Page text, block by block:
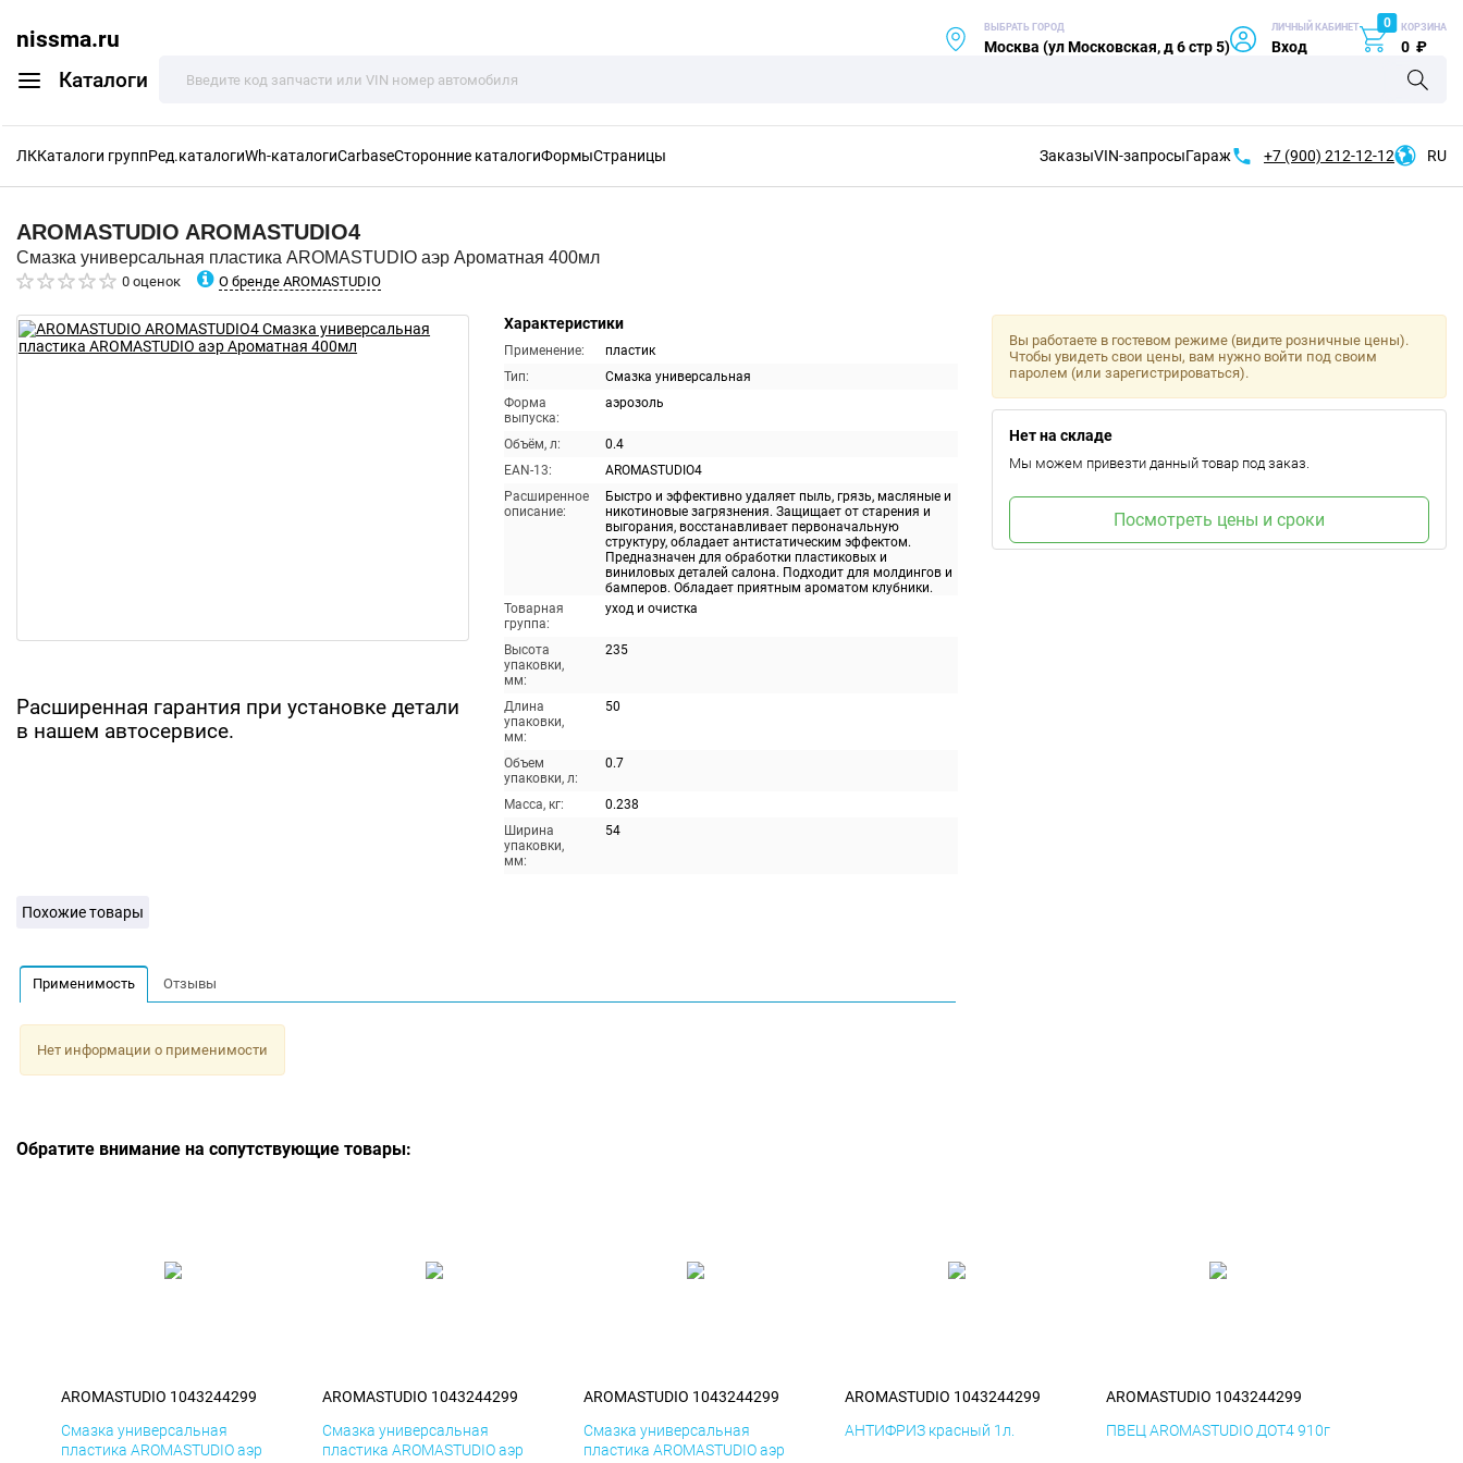
nissma.ru
Каталоги
ВЫБРАТЬ ГОРОД
Москва (ул Московская, д 6 стр 5)
ЛИЧНЫЙ КАБИНЕТ
Вход
0 КОРЗИНА
0 ₽
ЛККаталоги группРед.каталогиWh-каталогиCarbaseСторонние каталогиФормыСтраницы ЗаказыVIN-запросыГараж +7 (900) 212-12-12 RU
AROMASTUDIO AROMASTUDIO4
Смазка универсальная пластика AROMASTUDIO аэр Ароматная 400мл
0 оценок О бренде AROMASTUDIO
Расширенная гарантия при установке детали
в нашем автосервисе.
Характеристики
Применение:
пластик
Тип:
Смазка универсальная
Форма
выпуска:
аэрозоль
Объём, л:
0.4
EAN-13:
AROMASTUDIO4
Расширенное
описание:
Быстро и эффективно удаляет пыль, грязь, масляные и
никотиновые загрязнения. Защищает от старения и
выгорания, восстанавливает первоначальную
структуру, обладает антистатическим эффектом.
Предназначен для обработки пластиковых и
виниловых деталей салона. Подходит для молдингов и
бамперов. Обладает приятным ароматом клубники.
Товарная
группа:
уход и очистка
Высота
упаковки,
мм:
235
Длина
упаковки,
мм:
50
Объем
упаковки, л:
0.7
Масса, кг:
0.238
Ширина
упаковки,
мм:
54
Вы работаете в гостевом режиме (видите розничные цены).
Чтобы увидеть свои цены, вам нужно войти под своим
паролем (или зарегистрироваться).
Нет на складе
Мы можем привезти данный товар под заказ.
Посмотреть цены и сроки
Похожие товары
Применимость Отзывы
Нет информации о применимости
Обратите внимание на сопутствующие товары:
AROMASTUDIO 1043244299
Смазка универсальная
пластика AROMASTUDIO аэр
AROMASTUDIO 1043244299
Смазка универсальная
пластика AROMASTUDIO аэр
AROMASTUDIO 1043244299
Смазка универсальная
пластика AROMASTUDIO аэр
AROMASTUDIO 1043244299
АНТИФРИЗ красный 1л.
AROMASTUDIO 1043244299
ПВЕЦ AROMASTUDIO ДОТ4 910г